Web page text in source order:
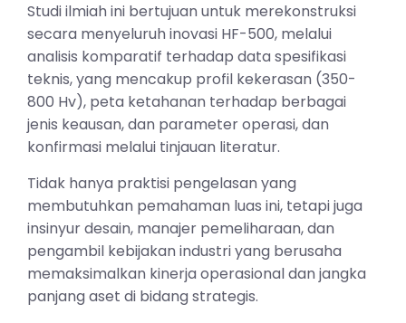
Studi ilmiah ini bertujuan untuk merekonstruksi
secara menyeluruh inovasi HF-500, melalui
analisis komparatif terhadap data spesifikasi
teknis, yang mencakup profil kekerasan (350-
800 Hv), peta ketahanan terhadap berbagai
jenis keausan, dan parameter operasi, dan
konfirmasi melalui tinjauan literatur.
Tidak hanya praktisi pengelasan yang
membutuhkan pemahaman luas ini, tetapi juga
insinyur desain, manajer pemeliharaan, dan
pengambil kebijakan industri yang berusaha
memaksimalkan kinerja operasional dan jangka
panjang aset di bidang strategis.